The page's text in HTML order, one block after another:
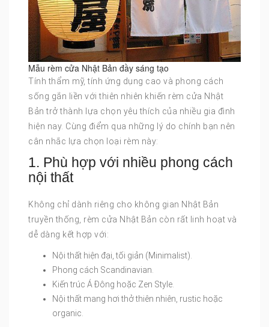
Mẫu rèm cửa Nhật Bản đầy sáng tạo
Tính thẩm mỹ, tính ứng dụng cao và phong cách
sống gắn liền với thiên nhiên khiến rèm cửa Nhật
Bản trở thành lựa chọn yêu thích của nhiều gia đình
hiện nay. Cùng điểm qua những lý do chính bạn nên
cân nhắc lựa chọn loại rèm này:
1. Phù hợp với nhiều phong cách
nội thất
Không chỉ dành riêng cho không gian Nhật Bản
truyền thống, rèm cửa Nhật Bản còn rất linh hoạt và
dễ dàng kết hợp với:
Nội thất hiện đại, tối giản (Minimalist).
Phong cách Scandinavian.
Kiến trúc Á Đông hoặc Zen Style.
Nội thất mang hơi thở thiên nhiên, rustic hoặc
organic.